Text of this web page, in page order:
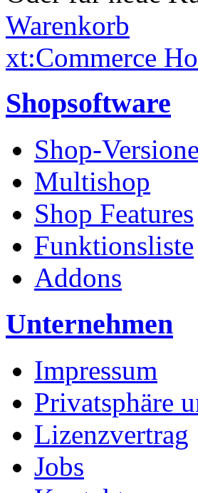
Warenkorb
xt:Commerce
Shopsoftware
Shop-
Multishop
Shop Features
Funktionsliste
Addons
Unternehmen
Impressum
Privatsphäre
Lizenzvertrag
Jobs